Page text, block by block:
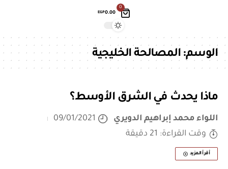
0
EGP0.00
الوسم:المصالحة الخليجية
ماذا يحدث في الشرق الأوسط؟
اللواء محمد إبراهيم الدويري
09/01/2021
وقت القراءة: 21 دقيقة
أقرأ المزيد